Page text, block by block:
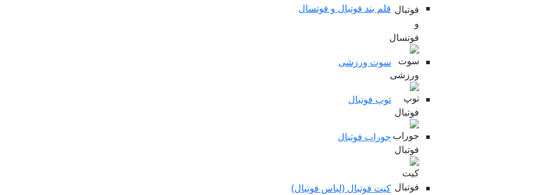
قلم بند فوتبال و فوتسال
سوت ورزشی
توپ فوتبال
جوراب فوتبال
کیت فوتبال (لباس فوتبال)